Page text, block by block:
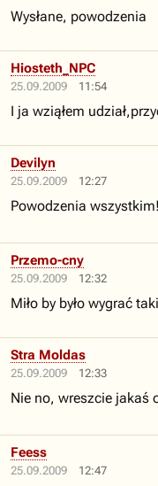
Wysłane, powodzenia
25.09.2009 11:54
Hiosteth_NPC
I ja wziąłem
25.09.2009 12:27
Devilyn
Powodzenia
25.09.2009 12:32
Przemo-cny
Miło by było wygrać
25.09.2009 12:33
Stra Moldas
Nie no, wreszcie jakaś
25.09.2009 12:47
Feess